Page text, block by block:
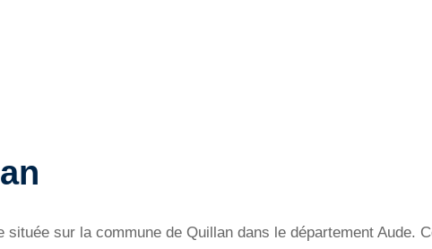
sur la commune de Quillan dans le département Aude.